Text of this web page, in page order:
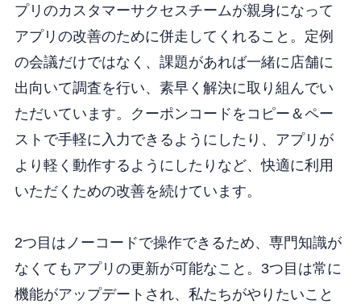
プリのカスタマーサクセスチームが親身になって
アプリの改善のために併走してくれること。定例
の会議だけではなく、課題があれば一緒に店舗に
出向いて調査を行い、素早く解決に取り組んでい
ただいています。クーポンコードをコピー＆ペー
ストで手軽に入力できるようにしたり、アプリが
より軽く動作するようにしたりなど、快適に利用
いただくための改善を続けています。
2つ目はノーコードで操作できるため、専門知識が
なくてもアプリの更新が可能なこと。3つ目は常に
機能がアップデートされ、私たちがやりたいこと